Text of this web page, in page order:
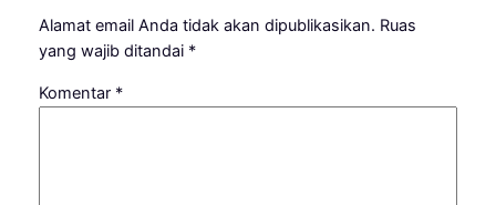
Alamat email Anda tidak akan dipublikasikan. Ruas
yang wajib ditandai *
Komentar *